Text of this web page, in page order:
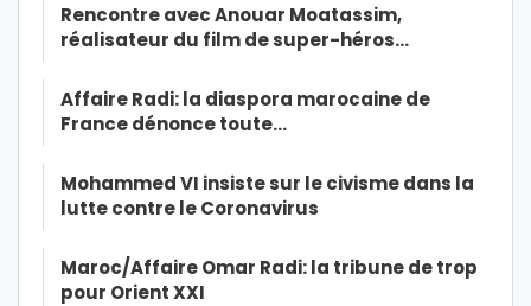
Rencontre avec Anouar Moatassim,
réalisateur du film de super-héros…
Affaire Radi: la diaspora marocaine de
France dénonce toute…
Mohammed VI insiste sur le civisme dans la
lutte contre le Coronavirus
Maroc/Affaire Omar Radi: la tribune de trop
pour Orient XXI